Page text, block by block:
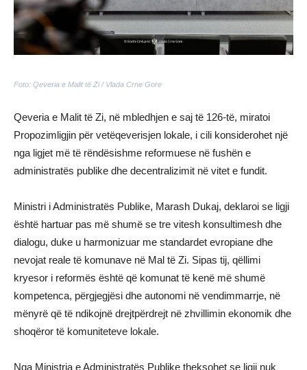
Foto: Qeveria e Malit të Zi / Vlada Crne Gore
Qeveria e Malit të Zi, në mbledhjen e saj të 126-të, miratoi
Propozimligjin për vetëqeverisjen lokale, i cili konsiderohet një
nga ligjet më të rëndësishme reformuese në fushën e
administratës publike dhe decentralizimit në vitet e fundit.
Ministri i Administratës Publike, Marash Dukaj, deklaroi se ligji
është hartuar pas më shumë se tre vitesh konsultimesh dhe
dialogu, duke u harmonizuar me standardet evropiane dhe
nevojat reale të komunave në Mal të Zi. Sipas tij, qëllimi
kryesor i reformës është që komunat të kenë më shumë
kompetenca, përgjegjësi dhe autonomi në vendimmarrje, në
mënyrë që të ndikojnë drejtpërdrejt në zhvillimin ekonomik dhe
shoqëror të komuniteteve lokale.
Nga Ministria e Administratës Publike theksohet se ligji nuk